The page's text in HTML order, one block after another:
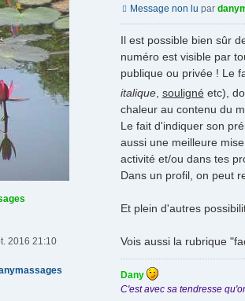
2016 21:10
Message non lu par
Il est possible bien sûr
numéro est visible par
publique ou privée ! Le
italique, soulignéetc),
chaleur au contenu du
Le fait d'indiquer son
aussi une meilleure
activité et/ou dans tes
Dans un profil, on peut
Et plein d'autres
Vois aussi la rubrique
Dany
C'est avec sa tendresse